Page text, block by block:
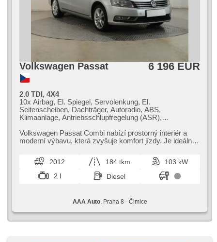
Volkswagen Passat 6 196 EUR
2.0 TDI, 4X4
10x Airbag, El. Spiegel, Servolenkung, El.
Seitenscheiben, Dachträger, Autoradio, ABS,
Klimaanlage, Antriebsschlupfregelung (ASR),
Stabilitätsprogramm (ESP), Nebelscheinwerfer, starten
per Taste, Anhängerkupplung, Handgetriebe, Antrieb 4x4
Volkswagen Passat Combi nabízí prostorný interiér a
moderní výbavu,​ která zvyšuje komfort jízdy. Je ideální
2012 184 tkm
103 kW
2 l
Diesel
AAA Auto, Praha 8 - Čimice